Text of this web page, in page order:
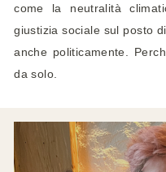
come la neutralità
giustizia sociale sul posto
anche politicamente.
da solo.